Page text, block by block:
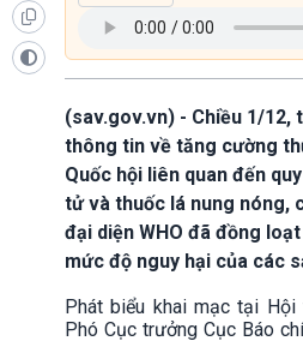
(sav.gov.vn) - Chiều 1/12,
thông tin về tăng cường
Quốc hội liên quan đến
tử và thuốc lá nung nóng,
đại diện WHO đã đồng
mức độ nguy hại của các
Phát biểu khai mạc tại Hội
Phó Cục trưởng Cục Báo